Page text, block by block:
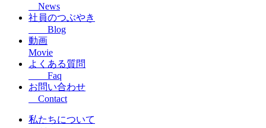
News
社員のつぶやき
Blog
動画
Movie
よくある質問
Faq
お問い合わせ
Contact
私たちについて